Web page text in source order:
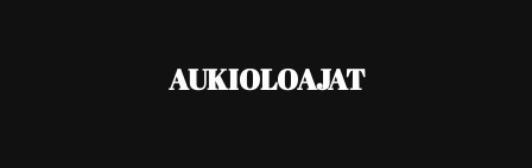
AUKIOLOAJAT